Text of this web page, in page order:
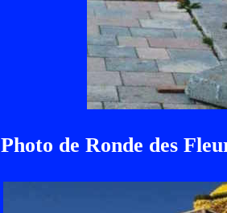
Photo de Ronde des